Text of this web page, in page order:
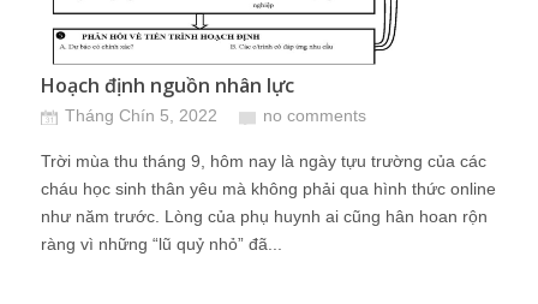
Hoạch định nguồn nhân lực
Tháng Chín 5, 2022 no comments
Trời mùa thu tháng 9, hôm nay là ngày tựu trường của các
cháu học sinh thân yêu mà không phải qua hình thức online
như năm trước. Lòng của phụ huynh ai cũng hân hoan rộn
ràng vì những “lũ quỷ nhỏ” đã...